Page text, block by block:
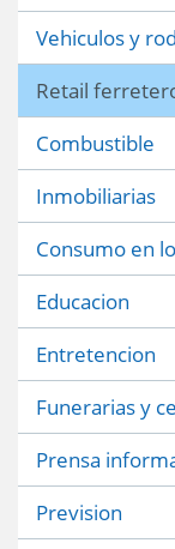
Vehiculos y
Retail
Combustible
Inmobiliarias
Consumo en
Educacion
Entretencion
Funerarias y
Prensa
Prevision